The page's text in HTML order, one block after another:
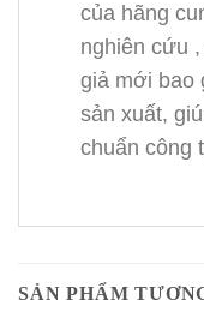
của hãng
nghiên cứu
giả mới bao
sản xuất,
chuẩn công
SẢN PHẨM